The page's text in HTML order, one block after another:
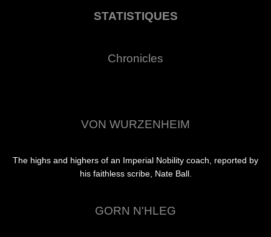
STATISTIQUES
Chronicles
VON WURZENHEIM
The highs and highers of an Imperial Nobility coach, reported by
his faithless scribe, Nate Ball.
GORN N'HLEG